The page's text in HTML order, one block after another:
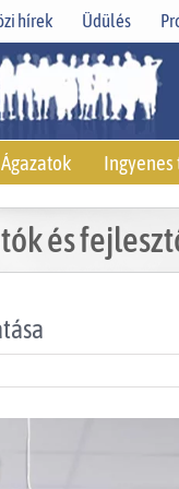
hírek Üdülés
Ágazatok Ingyenes
és